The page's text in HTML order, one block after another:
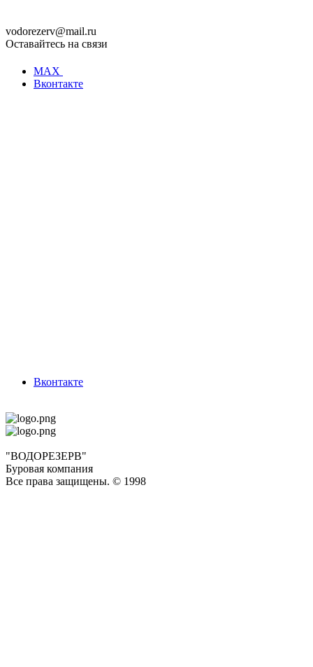
vodorezerv@mail.ru
Оставайтесь на связи
MAX
Вконтакте
Вконтакте
"ВОДОРЕЗЕРВ"
Буровая компания
Все права защищены. © 1998